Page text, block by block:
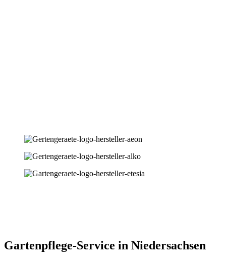
Gartenpflege-Service in Niedersachsen